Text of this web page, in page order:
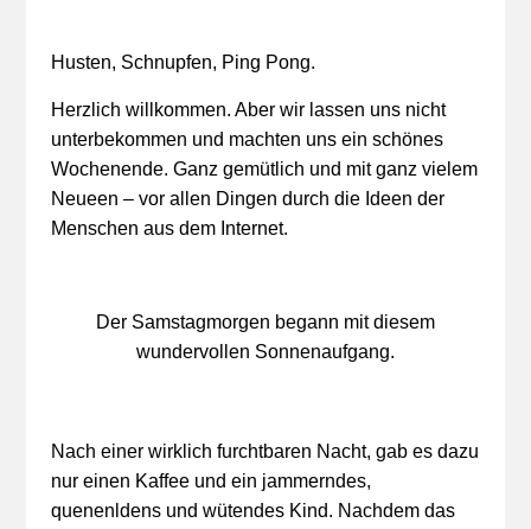
Husten, Schnupfen, Ping Pong.
Herzlich willkommen. Aber wir lassen uns nicht
unterbekommen und machten uns ein schönes
Wochenende. Ganz gemütlich und mit ganz vielem
Neueen – vor allen Dingen durch die Ideen der
Menschen aus dem Internet.
Der Samstagmorgen begann mit diesem
wundervollen Sonnenaufgang.
Nach einer wirklich furchtbaren Nacht, gab es dazu
nur einen Kaffee und ein jammerndes,
quenenldens und wütendes Kind. Nachdem das